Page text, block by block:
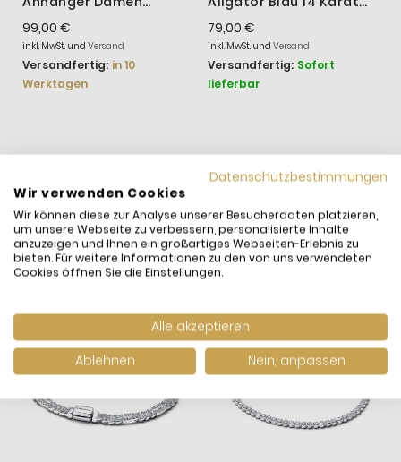
Beweglicher Fisch 14K
Vergoldet 764686C01
99,00 €
inkl. MwSt. und Versand
Versandfertig: in 10
Werktagen
Vergoldet 764624C01
79,00 €
inkl. MwSt. und Versand
Versandfertig: Sofort
lieferbar
WIR HABEN ANDERE
PRODUKTE GEFUNDEN,
DIE IHNEN GEFALLEN
KÖNNTEN!
Datenschutzbestimmungen
Wir verwenden Cookies
Wir können diese zur Analyse unserer Besucherdaten platzieren,
um unsere Webseite zu verbessern, personalisierte Inhalte
anzuzeigen und Ihnen ein großartiges Webseiten-Erlebnis zu
bieten. Für weitere Informationen zu den von uns verwendeten
Cookies öffnen Sie die Einstellungen.
Alle akzeptieren
Ablehnen
Nein, anpassen